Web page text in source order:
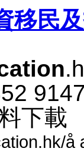
移民​
下​載
å